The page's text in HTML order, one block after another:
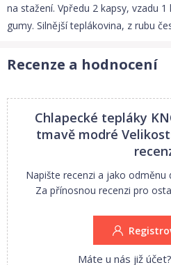
na stažení. Vpředu 2 kapsy, vzadu
gumy. Silnější teplákovina, z rubu
Recenze a hodnocení
Chlapecké tepláky
tmavě modré
Napište recenzi a jako odměnu
Za přínosnou recenzi pro
Máte u nás již účet?